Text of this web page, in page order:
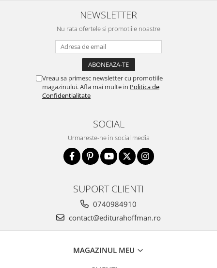
NEWSLETTER
Nu rata ofertele si promotiile noastre
Vreau sa primesc newsletter cu promotiile
magazinului. Afla mai multe in Politica de
Confidentialitate
SOCIAL
Urmareste-ne in social media
SUPORT CLIENTI
0740984910
contact@editurahoffman.ro
MAGAZINUL MEU